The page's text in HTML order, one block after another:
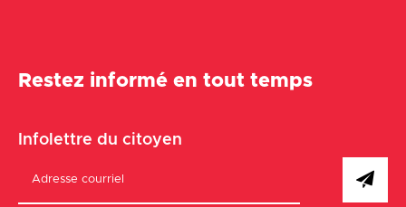
Restez informé en tout temps
Infolettre du citoyen